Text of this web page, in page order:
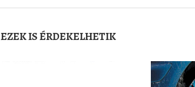
EZEK IS ÉRDEKELHETIK